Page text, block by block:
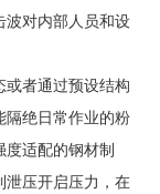
波对内部人员和设
或者通过预设结构
隔绝日常作业的粉
适配的钢材制
泄压开启压力，在